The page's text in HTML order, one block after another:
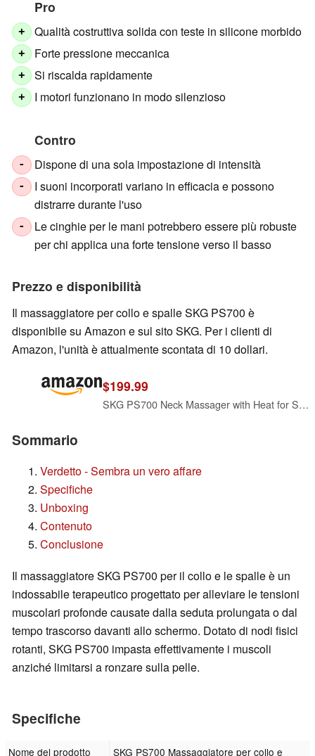
Pro
+ Qualità costruttiva solida con teste in silicone morbido
+ Forte pressione meccanica
+ Si riscalda rapidamente
+ I motori funzionano in modo silenzioso
Contro
- Dispone di una sola impostazione di intensità
-
I suoni incorporati variano in efficacia e possono
distrarre durante l'uso
-
Le cinghie per le mani potrebbero essere più robuste
per chi applica una forte tensione verso il basso
Prezzo e disponibilità
Il massaggiatore per collo e spalle SKG PS700 è
disponibile su Amazon e sul sito SKG. Per i clienti di
Amazon, l'unità è attualmente scontata di 10 dollari.
$199.99
SKG PS700 Neck Massager with Heat for Strain Relief Deep Tissue Red Light
Sommario
Verdetto - Sembra un vero affare
Specifiche
Unboxing
Contenuto
Conclusione
Il massaggiatore SKG PS700 per il collo e le spalle è un
indossabile terapeutico progettato per alleviare le tensioni
muscolari profonde causate dalla seduta prolungata o dal
tempo trascorso davanti allo schermo. Dotato di nodi fisici
rotanti, SKG PS700 impasta effettivamente i muscoli
anziché limitarsi a ronzare sulla pelle.
Specifiche
Nome del prodotto SKG PS700 Massaggiatore per collo e